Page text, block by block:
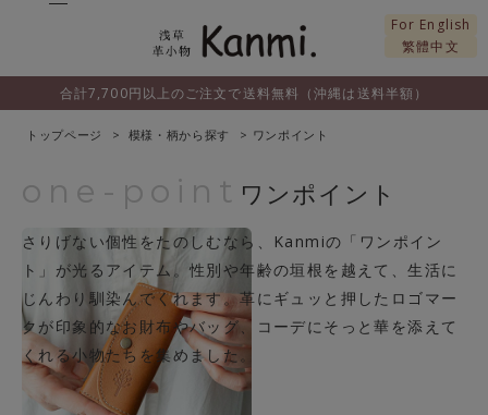
For English
繁體中文
合計7,700円以上のご注文で送料無料（沖縄は送料半額）
トップページ 模様・柄から探す ワンポイント
one-point ワンポイント
さりげない個性をたのしむなら、Kanmiの「ワンポイン
ト」が光るアイテム。性別や年齢の垣根を越えて、生活に
じんわり馴染んでくれます。革にギュッと押したロゴマー
クが印象的なお財布やバッグ、コーデにそっと華を添えて
くれる小物たちを集めました。